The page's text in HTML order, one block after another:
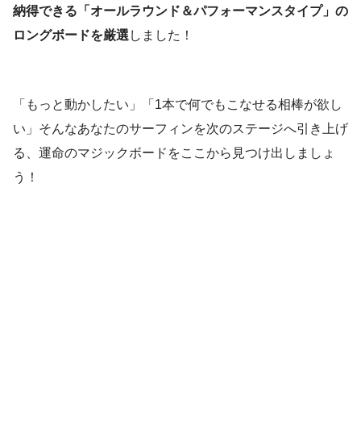
納得できる「オールラウンド＆パフォーマンスタイプ」の
ロングボードを厳選 しました！
「もっと動かしたい」「1本で何でもこなせる相棒が欲し
い」そんなあなたのサーフィンを次のステージへ引き上げ
る、運命のマジックボードをここから見つけ出しましょ
う！